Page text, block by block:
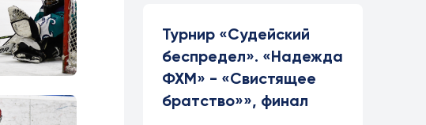
Турнир «Судейский
беспредел». «Надежда
ФХМ» - «Свистящее
братство»», финал